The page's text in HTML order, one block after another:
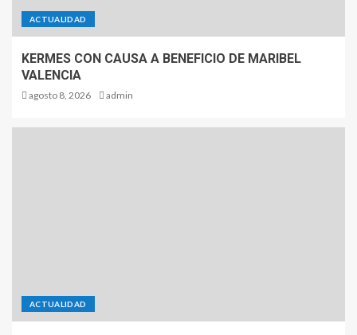
ACTUALIDAD
KERMES CON CAUSA A BENEFICIO DE MARIBEL
VALENCIA
agosto 8, 2026 admin
ACTUALIDAD